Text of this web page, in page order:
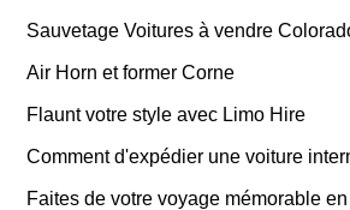
Sauvetage Voitures à vendre
Air Horn et former Corne
Flaunt votre style avec Limo Hire
Comment d'expédier une voiture
Faites de votre voyage mémorable